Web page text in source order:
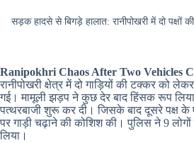
सड़क हादसे से बिगड़े हालात: रानीपोखरी में दो पक्षों
Ranipokhri Chaos After Two Vehicles
रानीपोखरी क्षेत्र में दो गाड़ियों की टक्कर को
गई। मामूली झड़प ने कुछ देर बाद हिंसक रूप
पत्थरबाजी शुरू कर दी। जिसके बाद दूसरे पक्ष
पर गाड़ी चढ़ाने की कोशिश की। पुलिस ने 9 लोगों
लिया।